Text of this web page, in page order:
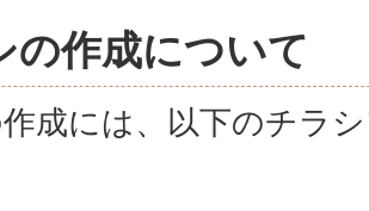
の作成について
成には、以下のチラ